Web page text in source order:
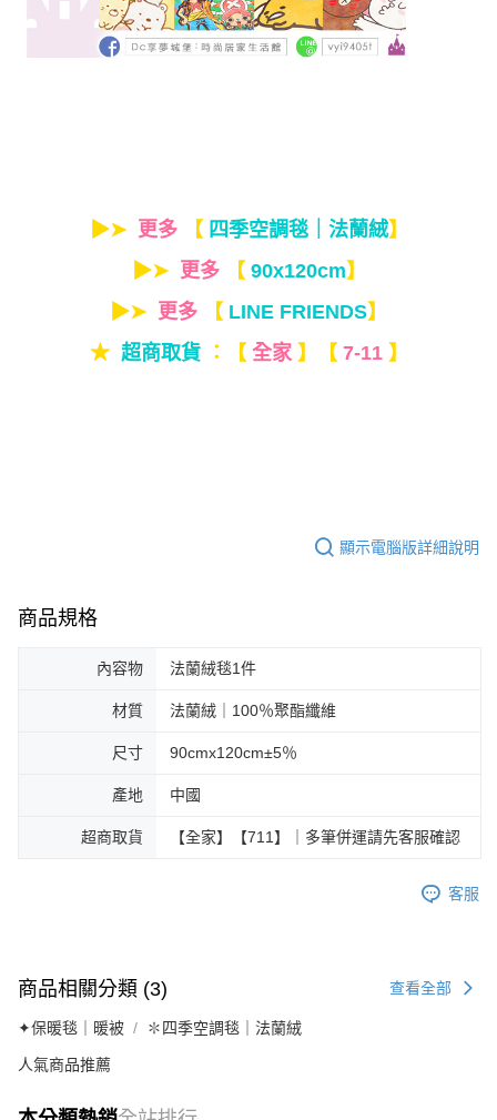
▶➤ 更多 【 四季空調毯｜法蘭絨】
▶➤ 更多 【 90x120cm】
▶➤ 更多 【 LINE FRIENDS】
★ 超商取貨 ：【 全家 】【 7-11 】
顯示電腦版詳細說明
商品規格
內容物 法蘭絨毯1件
材質 法蘭絨｜100％聚酯纖維
尺寸 90cmx120cm±5％
產地 中國
超商取貨 【全家】【711】｜多筆併運請先客服確認
客服
商品相關分類 (3) 查看全部
✦保暖毯｜暖被 ✽四季空調毯｜法蘭絨
人氣商品推薦